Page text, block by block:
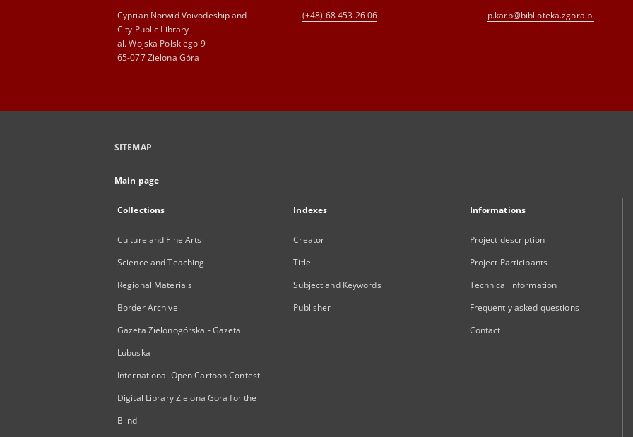
Cyprian Norwid Voivodeship and
City Public Library
al. Wojska Polskiego 9
65-077 Zielona Góra
(+48) 68 453 26 06 p.karp@biblioteka.zgora.pl
SITEMAP
Main page
Collections
Culture and Fine Arts
Science and Teaching
Regional Materials
Border Archive
Gazeta Zielonogórska - Gazeta
Lubuska
International Open Cartoon Contest
Digital Library Zielona Gora for the
Blind
Indexes
Creator
Title
Subject and Keywords
Publisher
Informations
Project description
Project Participants
Technical information
Frequently asked questions
Contact